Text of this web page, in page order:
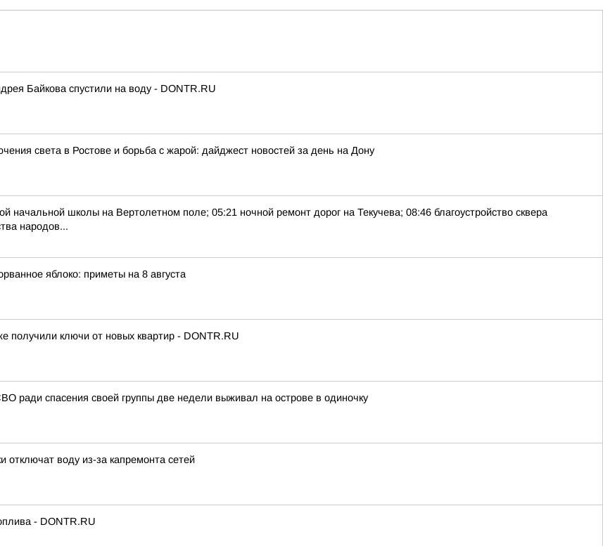
Байкова спустили на воду - DONTR.RU
света в Ростове и борьба с жарой: дайджест новостей за день на Дону
начальной школы на Вертолетном поле; 05:21 ночной ремонт дорог на Текучева; 08:46 благоустройство сквера
народов...
яблоко: приметы на 8 августа
получили ключи от новых квартир - DONTR.RU
ради спасения своей группы две недели выживал на острове в одиночку
воду из-за капремонта сетей
- DONTR.RU